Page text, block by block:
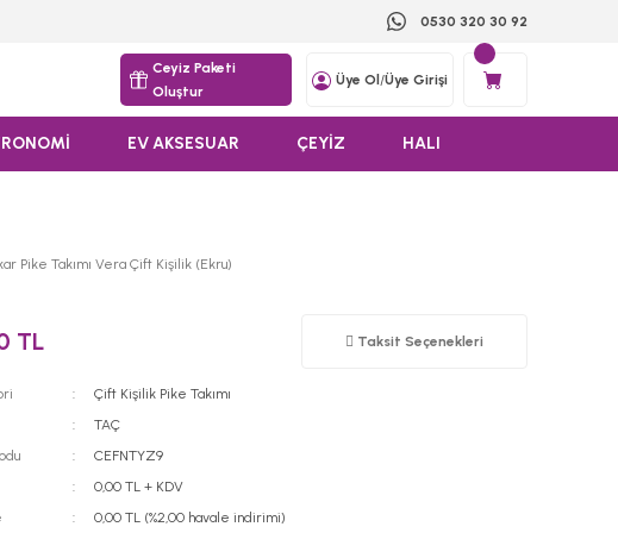
0530 320 30 92
Ceyiz Paketi
Oluştur
Üye Ol /Üye Girişi
EV AKSESUAR ÇEYİZ HALI
Pike Takımı Vera Çift Kişilik (Ekru)
TL Taksit Seçenekleri
Çift Kişilik Pike Takımı
TAÇ
CEFNTYZ9
0,00 TL + KDV
0,00 TL (%2,00 havale indirimi)